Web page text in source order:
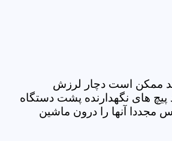
ممکن است دچار لرزش
پیچ های نگهدارنده پشت دستگاه
مجددا آنها را درون ماشین